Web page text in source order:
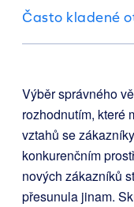
Často kladené
Výběr správného
rozhodnutím, které
vztahů se
konkurenčním
nových zákazníků
přesunula jinam.